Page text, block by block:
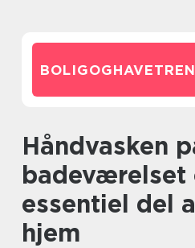
Håndvasken på
badeværelset
essentiel del
hjem